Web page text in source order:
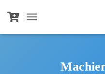
TOGGLE
NAVIGATION